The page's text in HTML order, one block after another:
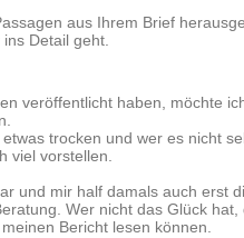
aus Ihrem Brief
Detail geht.
veröffentlicht haben, möchte
trocken und wer es nicht
viel vorstellen.
und mir half damals auch erst
Wer nicht das Glück
Bericht lesen können.